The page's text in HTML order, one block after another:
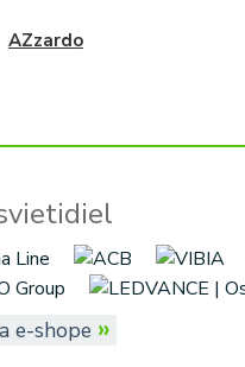
AZzardo
e-shope »